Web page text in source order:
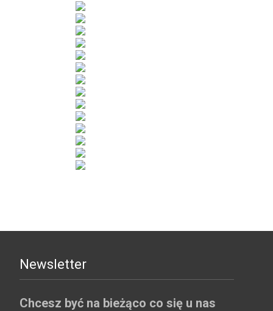
Newsletter
Chcesz być na bieżąco co się u nas